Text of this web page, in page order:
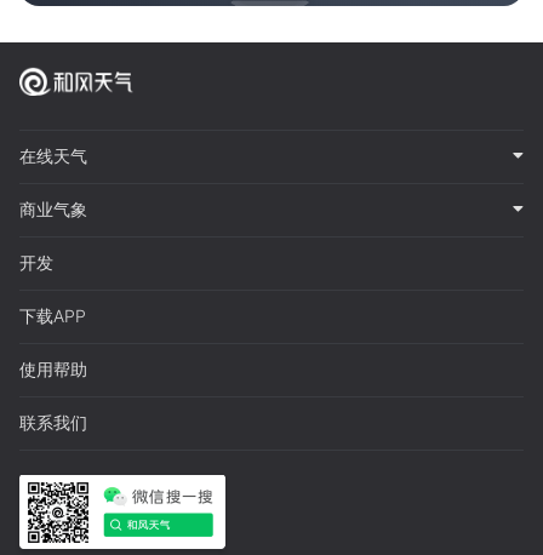
在线天气
商业气象
开发
下载APP
使用帮助
联系我们